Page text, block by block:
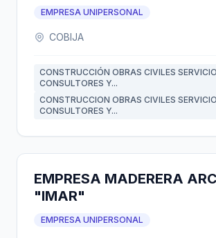
EMPRESA UNIPERSONAL
COBIJA
CONSTRUCCIÓN OBRAS CIVILES
CONSULTORES Y...
CONSTRUCCION OBRAS CIVILES
CONSULTORES Y...
EMPRESA MADERERA
"IMAR"
EMPRESA UNIPERSONAL